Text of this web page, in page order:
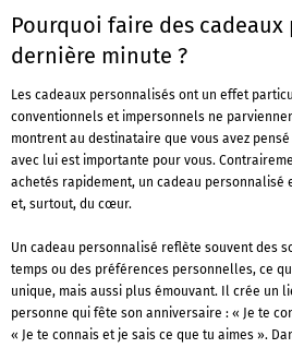
Pourquoi faire des
dernière minute ?
Les cadeaux personnalisés ont un effet
conventionnels et impersonnels ne
montrent au destinataire que vous avez
avec lui est importante pour vous.
achetés rapidement, un cadeau
et, surtout, du cœur.
Un cadeau personnalisé reflète souvent des
temps ou des préférences personnelles, ce
unique, mais aussi plus émouvant. Il crée un
personne qui fête son anniversaire : « Je te
« Je te connais et je sais ce que tu aimes ».